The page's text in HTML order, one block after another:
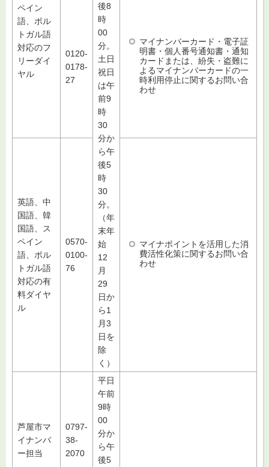
ペイン
語、ポル
トガル語
対応のフ
リーダイ
ヤル
後8
時
00
分。
土日
祝日
は午
前9
時
30
分か
ら午
後5
時
30
分。
（年
末年
始
12
月
29
日か
ら1
月3
日を
除
く）
0120-
0178-
27
マイナンバーカード・電子証
明書・個人番号通知書・通知
カードまたは、紛失・盗難に
よるマイナンバーカードの一
時利用停止に関するお問い合
わせ
英語、中
国語、韓
国語、ス
ペイン
語、ポル
トガル語
対応の有
料ダイヤ
ル
0570-
0100-
76
マイナポイントを活用した消
費活性化策に関するお問い合
わせ
芦屋市マ
イナンバ
ー担当
0797-
38-
2070
平日
午前
9時
00
分か
ら午
後5